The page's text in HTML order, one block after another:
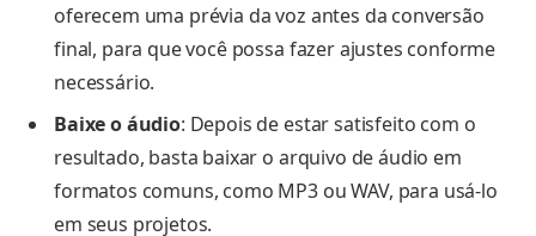
oferecem uma prévia da voz antes da conversão
final, para que você possa fazer ajustes conforme
necessário.
Baixe o áudio: Depois de estar satisfeito com o
resultado, basta baixar o arquivo de áudio em
formatos comuns, como MP3 ou WAV, para usá-lo
em seus projetos.